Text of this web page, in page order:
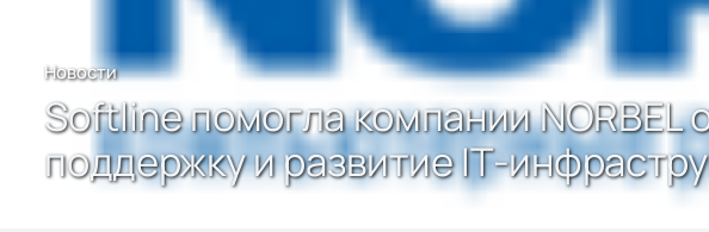
Новости
Softline помогла компании
поддержку и развитие IТ-